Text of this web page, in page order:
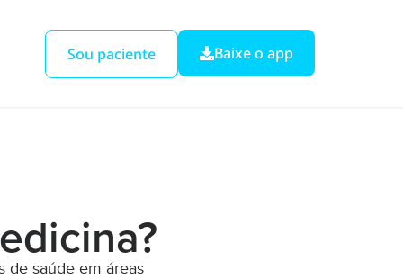
Sou paciente Baixe o app
de saúde em áreas